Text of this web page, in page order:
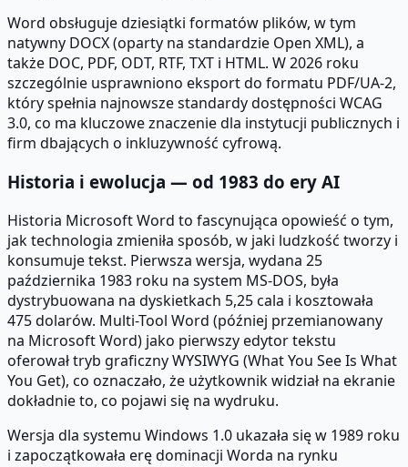
Word obsługuje dziesiątki formatów plików, w tym
natywny DOCX (oparty na standardzie Open XML), a
także DOC, PDF, ODT, RTF, TXT i HTML. W 2026 roku
szczególnie usprawniono eksport do formatu PDF/UA-2,
który spełnia najnowsze standardy dostępności WCAG
3.0, co ma kluczowe znaczenie dla instytucji publicznych i
firm dbających o inkluzywność cyfrową.
Historia i ewolucja — od 1983 do ery AI
Historia Microsoft Word to fascynująca opowieść o tym,
jak technologia zmieniła sposób, w jaki ludzkość tworzy i
konsumuje tekst. Pierwsza wersja, wydana 25
października 1983 roku na system MS-DOS, była
dystrybuowana na dyskietkach 5,25 cala i kosztowała
475 dolarów. Multi-Tool Word (później przemianowany
na Microsoft Word) jako pierwszy edytor tekstu
oferował tryb graficzny WYSIWYG (What You See Is What
You Get), co oznaczało, że użytkownik widział na ekranie
dokładnie to, co pojawi się na wydruku.
Wersja dla systemu Windows 1.0 ukazała się w 1989 roku
i zapoczątkowała erę dominacji Worda na rynku